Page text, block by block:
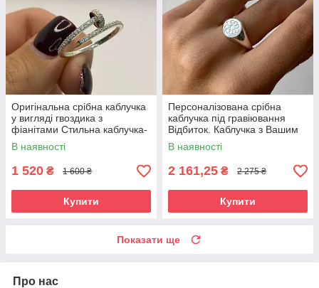
Оригінальна срібна каблучка
у вигляді гвоздика з
фіанітами Стильна каблучка-
гвоздик зі срібла жіноча
В наявності
1 520 ₴ 1 600 ₴
Купити
Персоналізована срібна
каблучка під гравіювання
Відбиток. Каблучка з Вашим
написом чи малюнком
В наявності
2 161,25 ₴ 2 275 ₴
Купити
Показати ще
Про нас